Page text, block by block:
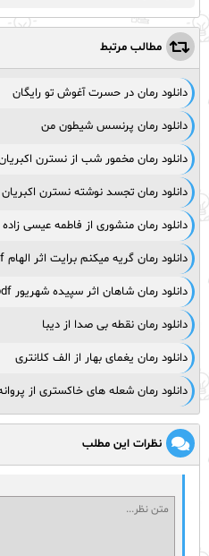
مطالب مرتبط
دانلود رمان در حسرت آغوش تو رایگان
دانلود رمان پرنسس شیطون من
دانلود رمان مخمور شب از نسترن
دانلود رمان تجسد نوشته نسترن
دانلود رمان منشوری از فاطمه عیسی
دانلود رمان گریه میکنم برایت اثر الهام pdf
دانلود رمان شاهان اثر سپیده شهریور pdf
دانلود رمان نقطه بی صدا از دیبا
دانلود رمان یغمای بهار از الف کلانتری
دانلود رمان شعله های خاکستری از
نظرات این مطلب